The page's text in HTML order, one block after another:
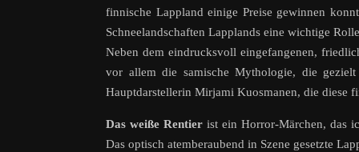
finnische Lappland einige Preise gewinnen
Schneelandschaften Lapplands eine wichtige
Neben dem eindrucksvoll eingefangenen,
vor allem die samische Mythologie, die
Hauptdarstellerin Mirjami Kuosmanen, die diese
Das weiße Rentierist ein Horror-Märchen, das
Das optisch atemberaubend in Szene gesetzte